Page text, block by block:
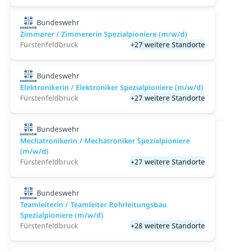
Bundeswehr
Zimmerer / Zimmererin Spezialpioniere (m/w/d)
Fürstenfeldbruck
+27 weitere Standorte
Bundeswehr
Elektronikerin / Elektroniker Spezialpioniere (m/w/d)
Fürstenfeldbruck
+27 weitere Standorte
Bundeswehr
Mechatronikerin / Mechatroniker Spezialpioniere
(m/w/d)
Fürstenfeldbruck
+27 weitere Standorte
Bundeswehr
Teamleiterin / Teamleiter Rohrleitungsbau
Spezialpioniere (m/w/d)
Fürstenfeldbruck
+28 weitere Standorte